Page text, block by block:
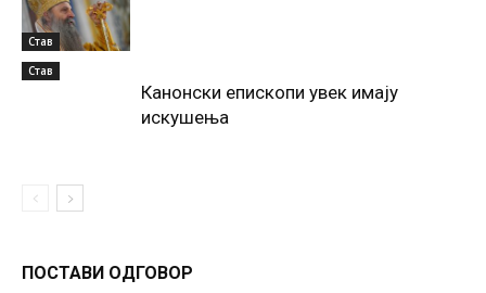
Став
Став
Канонски епископи увек имају
искушења
ПОСТАВИ ОДГОВОР